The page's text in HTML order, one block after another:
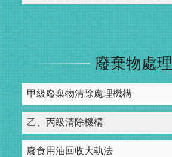
廢棄物處理
甲級廢棄物清除處理機構
乙、丙級清除機構
廢食用油回收大執法